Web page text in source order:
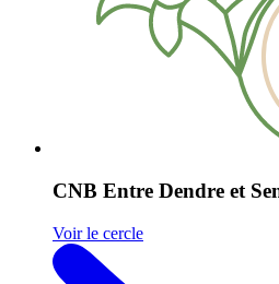
CNB Entre Dendre et
Voir le cercle